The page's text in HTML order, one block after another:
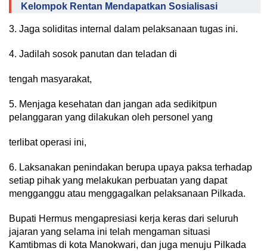
Kelompok Rentan Mendapatkan Sosialisasi
3. Jaga soliditas internal dalam pelaksanaan tugas ini.
4. Jadilah sosok panutan dan teladan di
tengah masyarakat,
5. Menjaga kesehatan dan jangan ada sedikitpun
pelanggaran yang dilakukan oleh personel yang
terlibat operasi ini,
6. Laksanakan penindakan berupa upaya paksa terhadap
setiap pihak yang melakukan perbuatan yang dapat
mengganggu atau menggagalkan pelaksanaan Pilkada.
Bupati Hermus mengapresiasi kerja keras dari seluruh
jajaran yang selama ini telah mengaman situasi
Kamtibmas di kota Manokwari, dan juga menuju Pilkada